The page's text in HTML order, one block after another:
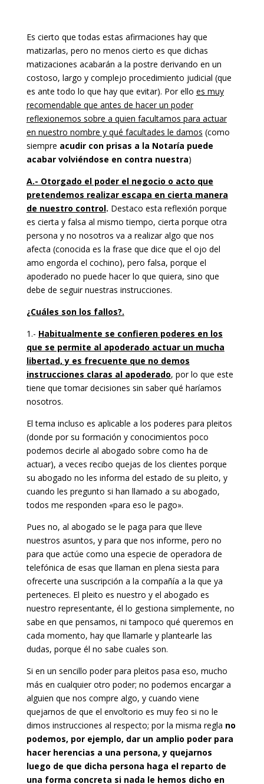
Es cierto que todas estas afirmaciones hay que
matizarlas, pero no menos cierto es que dichas
matizaciones acabarán a la postre derivando en un
costoso, largo y complejo procedimiento judicial (que
es ante todo lo que hay que evitar). Por ello es muy
recomendable que antes de hacer un poder
reflexionemos sobre a quien facultamos para actuar
en nuestro nombre y qué facultades le damos (como
siempre acudir con prisas a la Notaría puede
acabar volviéndose en contra nuestra)
A.- Otorgado el poder el negocio o acto que
pretendemos realizar escapa en cierta manera
de nuestro control. Destaco esta reflexión porque
es cierta y falsa al mismo tiempo, cierta porque otra
persona y no nosotros va a realizar algo que nos
afecta (conocida es la frase que dice que el ojo del
amo engorda el cochino), pero falsa, porque el
apoderado no puede hacer lo que quiera, sino que
debe de seguir nuestras instrucciones.
¿Cuáles son los fallos?.
1.- Habitualmente se confieren poderes en los
que se permite al apoderado actuar un mucha
libertad, y es frecuente que no demos
instrucciones claras al apoderado, por lo que este
tiene que tomar decisiones sin saber qué haríamos
nosotros.
El tema incluso es aplicable a los poderes para pleitos
(donde por su formación y conocimientos poco
podemos decirle al abogado sobre como ha de
actuar), a veces recibo quejas de los clientes porque
su abogado no les informa del estado de su pleito, y
cuando les pregunto si han llamado a su abogado,
todos me responden «para eso le pago».
Pues no, al abogado se le paga para que lleve
nuestros asuntos, y para que nos informe, pero no
para que actúe como una especie de operadora de
telefónica de esas que llaman en plena siesta para
ofrecerte una suscripción a la compañía a la que ya
perteneces. El pleito es nuestro y el abogado es
nuestro representante, él lo gestiona simplemente, no
sabe en que pensamos, ni tampoco qué queremos en
cada momento, hay que llamarle y plantearle las
dudas, porque él no sabe cuales son.
Si en un sencillo poder para pleitos pasa eso, mucho
más en cualquier otro poder; no podemos encargar a
alguien que nos compre algo, y cuando viene
quejarnos de que el envoltorio es muy feo si no le
dimos instrucciones al respecto; por la misma regla no
podemos, por ejemplo, dar un amplio poder para
hacer herencias a una persona, y quejarnos
luego de que dicha persona haga el reparto de
una forma concreta si nada le hemos dicho en